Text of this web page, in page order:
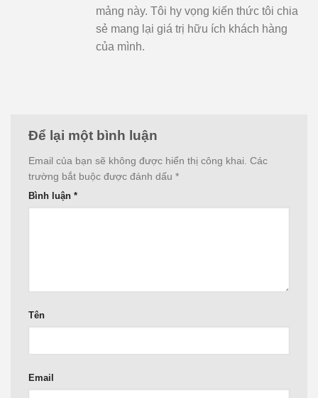
mảng này. Tôi hy vọng kiến thức tôi chia
sẻ mang lại giá trị hữu ích khách hàng
của mình.
Để lại một bình luận
Email của bạn sẽ không được hiển thị công khai. Các
trường bắt buộc được đánh dấu *
Bình luận *
Tên
Email